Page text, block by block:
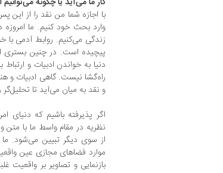
با اجازه شما من نقد را از این
وارد بحث خود کنیم. ما
زندگی می‌کنیم. روابط آدمی با
پیچیده است. در چنین بستری
دنیا به خواندن ادبیات و
راه‌گشا نیست. گاهی ادبیات و
و نقد به میان می‌آید تا
اگر پذیرفته باشیم که
نظریه در مقام واسط ما با
از سوی دیگر تبیین می‌شود. ما
موارد فضاهای مجازی عین
بازنمایی و تصاویر بر واقعیت